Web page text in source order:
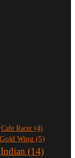
Cafe Racer (4)
Gold Wing (5)
Indian (14)